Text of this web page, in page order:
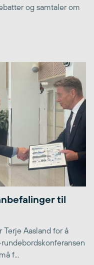
og samtaler om
til
Aasland for å
f...